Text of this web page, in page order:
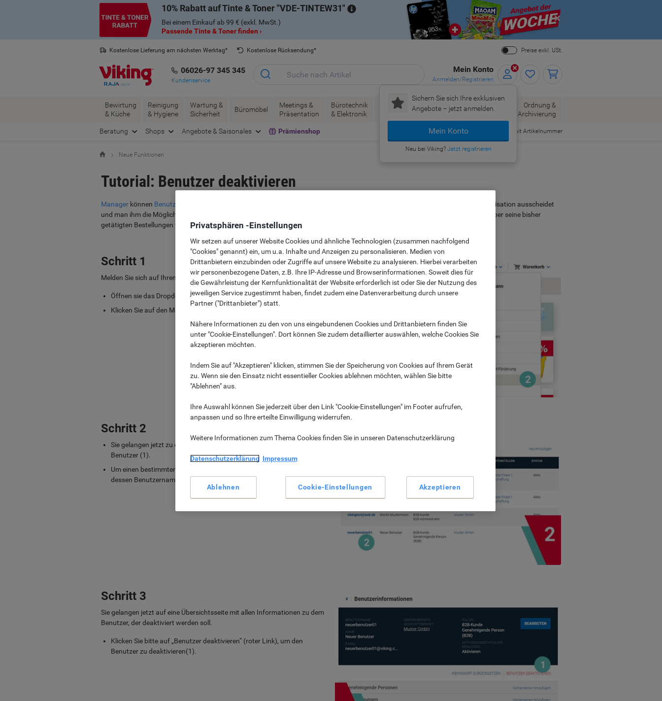
10% Rabatt auf Tinte & Toner VDE-TINTEW31
Bei einem Einkauf ab 99 € (exkl. MwSt.)
Passende Tinte & Toner finden ›
Close
Kostenlose Lieferung am nächsten Werktag*
Kostenlose Rücksendung*
Preise exkl. USt.
06026-97 345 345
Kundenservice
Mein Konto
Anmelden/Registrieren
Sichern Sie sich Ihre exklusiven
Angebote – jetzt anmelden.
Mein Konto
Neu bei Viking?Jetzt registrieren
Bewirtung
& Küche
Reinigung
& Hygiene
Wartung &
Sicherheit
Büromöbel
Meetings &
Präsentation
Bürotechnik
& Elektronik
Tinte &
Papier, Versand
& Pakete
Bürobedarf
Ordnung &
Archivierung
Beratung Shops Angebote & Saisonales Prämienshop Bestellen mit Artikelnummer
StartseiteNeue Funktionen
Tutorial: Benutzer deaktivieren
Manager können Benutzer
auf einem Viking Konto deaktivieren. Dies kann bspw. nötig werden, wenn ein Benutzer aus einer Organisation ausscheidet
und man ihm die Möglichkeit entziehen will, über sein Konto bei Viking weiterhin Bestellungen zu tätigen, nicht aber die Übersicht über seine bisher
getätigten Bestellungen verlieren möchte. Im Folgenden erläutern wir Ihnen, wie Sie Benutzer deaktivieren können.
Schritt 1
Melden Sie sich auf Ihrem Viking Konto als Manager an.
Öffnen sie das Dropdown-Menü unter „Mein Konto“ (1).
Klicken Sie auf den Menüpunkt „Benutzer“ (2).
Schritt 2
Sie gelangen jetzt zu einer Übersicht aller bereits von Ihnen angelegten
Benutzer (1).
Um einen bestimmten Nutzer zu deaktivieren, klicken Sie bitte auf
dessen Benutzernamen (2).
Schritt 3
Sie gelangen jetzt auf eine Übersichtsseite mit allen Informationen zu dem
Benutzer, der deaktiviert werden soll.
Klicken Sie bitte auf „Benutzer deaktivieren“ (roter Link), um den
Benutzer zu deaktivieren(1).
Privatsphären -Einstellungen
Wir setzen auf unserer Website Cookies und ähnliche Technologien (zusammen nachfolgend
"Cookies" genannt) ein, um u.a. Inhalte und Anzeigen zu personalisieren. Medien von
Drittanbietern einzubinden oder Zugriffe auf unsere Website zu analysieren. Hierbei verarbeiten
wir personenbezogene Daten, z.B. Ihre IP-Adresse und Browserinformationen. Soweit dies für
die Gewährleistung der Kernfunktionalität der Website erforderlich ist oder Sie der Nutzung des
jeweiligen Service zugestimmt haben, findet zudem eine Datenverarbeitung durch unsere
Partner ("Drittanbieter") statt.
Nähere Informationen zu den von uns eingebundenen Cookies und Drittanbietern finden Sie
unter "Cookie-Einstellungen". Dort können Sie zudem detaillierter auswählen, welche Cookies Sie
akzeptieren möchten.
Indem Sie auf "Akzeptieren" klicken, stimmen Sie der Speicherung von Cookies auf Ihrem Gerät
zu. Wenn sie den Einsatz nicht essentieller Cookies ablehnen möchten, wählen Sie bitte
"Ablehnen" aus.
Ihre Auswahl können Sie jederzeit über den Link "Cookie-Einstellungen" im Footer aufrufen,
anpassen und so Ihre erteilte Einwilligung widerrufen.
Weitere Informationen zum Thema Cookies finden Sie in unseren Datenschutzerklärung
Datenschutzerklärung Impressum
Ablehnen Akzeptieren
Cookie-Einstellungen